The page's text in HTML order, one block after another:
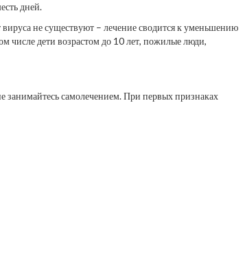
дней.
не существуют – лечение сводится к уменьшению
числе дети возрастом до 10 лет, пожилые люди,
занимайтесь самолечением. При первых признаках